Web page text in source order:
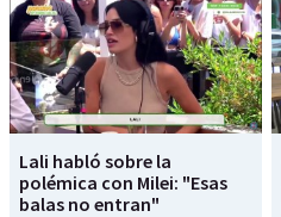
Lali habló sobre la
polémica con Milei: "Esas
balas no entran"